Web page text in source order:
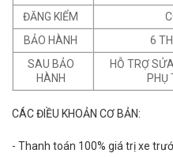
ĐĂNG KIỂM
BẢO HÀNH
6
SAU BẢO
HÀNH
HỖ TRỢ
PHỤ
CÁC ĐIỀU KHOẢN CƠ BẢN:
- Thanh toán 100% giá trị xe